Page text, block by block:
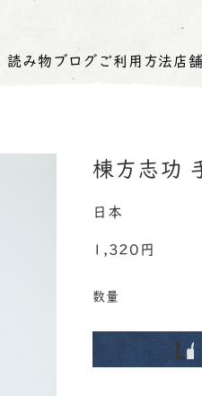
読み物 ブログ ご利用方法 店
棟方志功
日本
1,320円
数量